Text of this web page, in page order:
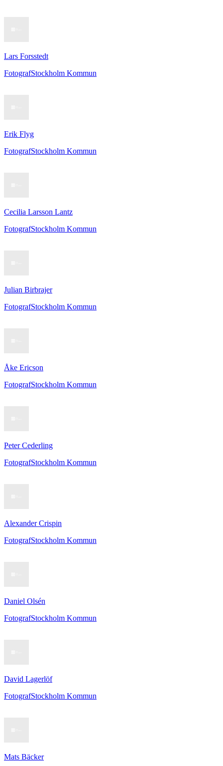
Lars Forsstedt
FotografStockholm Kommun
Erik Flyg
FotografStockholm Kommun
Cecilia Larsson Lantz
FotografStockholm Kommun
Julian Birbrajer
FotografStockholm Kommun
Åke Ericson
FotografStockholm Kommun
Peter Cederling
FotografStockholm Kommun
Alexander Crispin
FotografStockholm Kommun
Daniel Olsén
FotografStockholm Kommun
David Lagerlöf
FotografStockholm Kommun
Mats Bäcker